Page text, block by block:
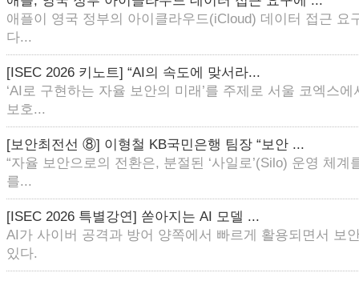
애플이 영국 정부의 아이클라우드(iCloud) 데이터 접근 요
다...
[ISEC 2026 키노트] “AI의 속도에 맞서라...
‘AI로 구현하는 자율 보안의 미래’를 주제로 서울 코엑스
보호...
[보안최전선 ⑧] 이형철 KB국민은행 팀장 “보안 ...
“자율 보안으로의 전환은, 분절된 ‘사일로’(Silo) 운영 체
를...
[ISEC 2026 특별강연] 쏟아지는 AI 모델 ...
AI가 사이버 공격과 방어 양쪽에서 빠르게 활용되면서 보
있다.